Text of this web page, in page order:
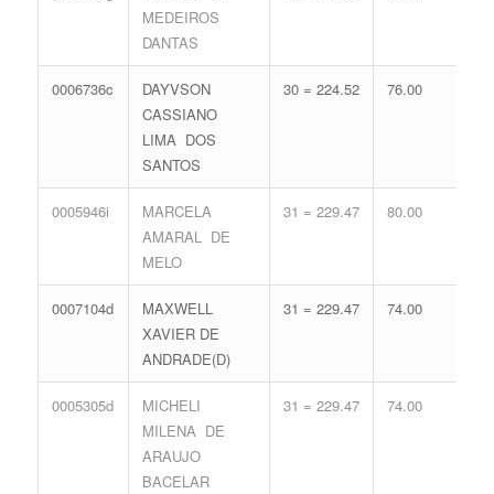
MEDEIROS
DANTAS
0006736c
DAYVSON
CASSIANO
LIMA DOS
SANTOS
30 = 224.52 76.00
0005946i
MARCELA
AMARAL DE
MELO
31 = 229.47 80.00
0007104d
MAXWELL
XAVIER DE
ANDRADE(D)
31 = 229.47 74.00
0005305d
MICHELI
MILENA DE
ARAUJO
BACELAR
31 = 229.47 74.00